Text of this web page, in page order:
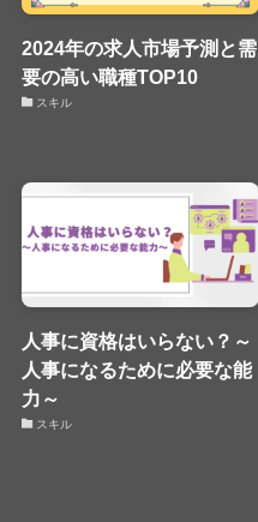
2024年の求人市場予測と需
要の高い職種TOP10
スキル
人事に資格はいらない？～
人事になるために必要な能
力～
スキル